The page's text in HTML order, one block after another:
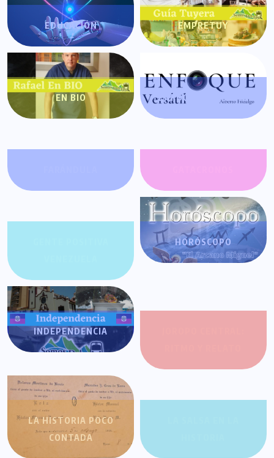
EDUCACIÓN EMPRETUY
EN BIO ENFOQUE VERSÁTIL
HORÓSCOPO
INDEPENDENCIA
LA HISTORIA POCO
CONTADA